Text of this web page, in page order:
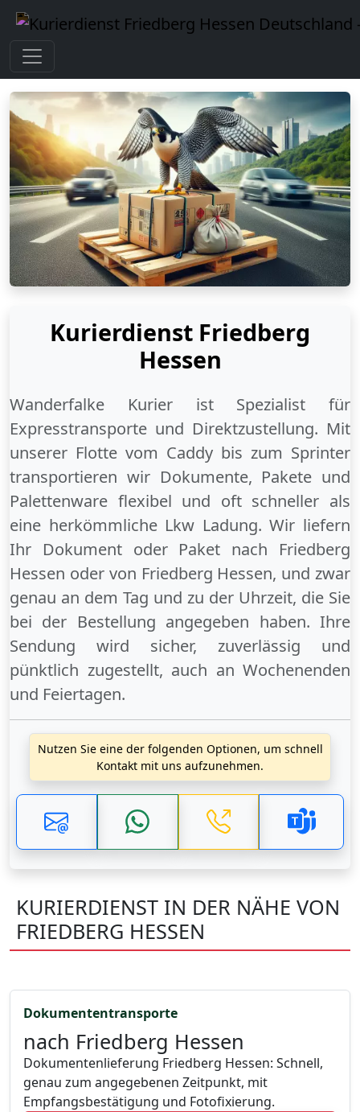
Kurierdienst Friedberg
Hessen
Wanderfalke Kurier ist Spezialist für
Expresstransporte und Direktzustellung. Mit
unserer Flotte vom Caddy bis zum Sprinter
transportieren wir Dokumente, Pakete und
Palettenware flexibel und oft schneller als
eine herkömmliche Lkw Ladung. Wir liefern
Ihr Dokument oder Paket nach Friedberg
Hessen oder von Friedberg Hessen, und zwar
genau an dem Tag und zu der Uhrzeit, die Sie
bei der Bestellung angegeben haben. Ihre
Sendung wird sicher, zuverlässig und
pünktlich zugestellt, auch an Wochenenden
und Feiertagen.
Nutzen Sie eine der folgenden Optionen, um schnell
Kontakt mit uns aufzunehmen.
KURIERDIENST IN DER NÄHE VON
FRIEDBERG HESSEN
Dokumententransporte
nach Friedberg Hessen
Dokumentenlieferung Friedberg Hessen: Schnell,
genau zum angegebenen Zeitpunkt, mit
Empfangsbestätigung und Fotofixierung.